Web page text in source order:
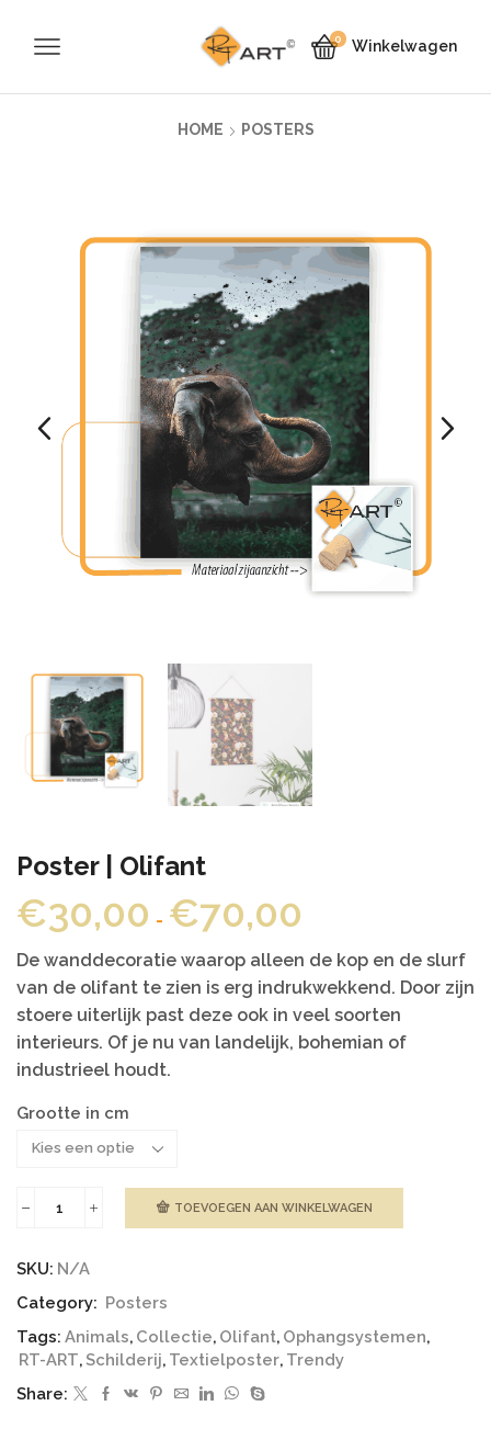
0 Winkelwagen
HOME POSTERS
Poster | Olifant
€30,00 - €70,00
€70,00
De wanddecoratie waarop alleen de kop en de slurf
van de olifant te zien is erg indrukwekkend. Door zijn
stoere uiterlijk past deze ook in veel soorten
interieurs. Of je nu van landelijk, bohemian of
industrieel houdt.
Grootte in cm
Poster
aantal
TOEVOEGEN AAN WINKELWAGEN
SKU: N/A
Category: Posters
Tags: Animals, Collectie, Olifant, Ophangsystemen,
RT-ART, Schilderij, Textielposter, Trendy
Share: